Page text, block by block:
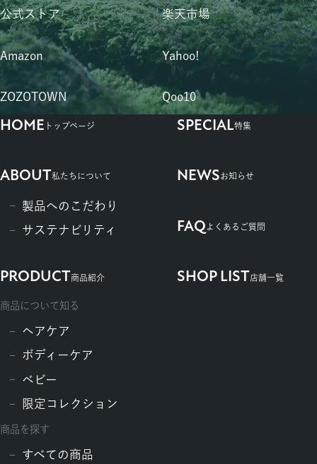
公式ストア 楽天市場
Amazon Yahoo!
ZOZOTOWN Qoo10
HOME トップページ
ABOUT私たちについて
製品へのこだわり
サステナビリティ
PRODUCT商品紹介
商品について知る
ヘアケア
ボディーケア
ベビー
限定コレクション
商品を探す
すべての商品
SPECIAL特集
NEWSお知らせ
FAQ よくあるご質問
SHOP LIST店舗一覧